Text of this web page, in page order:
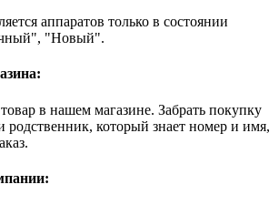
аппаратов только в состоянии
"Новый".
в нашем магазине. Забрать покупку
родственник, который знает номер и имя,